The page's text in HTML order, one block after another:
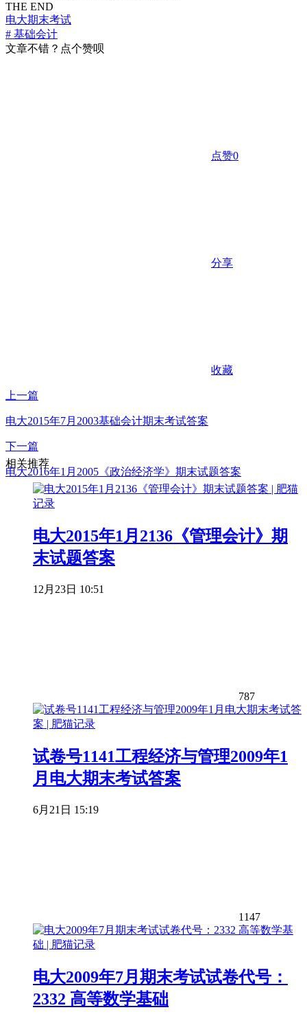
THE END
电大期末考试
# 基础会计
文章不错？点个赞呗
点赞0
分享
收藏
上一篇
电大2015年7月2003基础会计期末考试答案
下一篇
电大2016年1月2005《政治经济学》期末试题答案
相关推荐
电大2015年1月2136《管理会计》期
末试题答案
12月23日 10:51
787
试卷号1141工程经济与管理2009年1
月电大期末考试答案
6月21日 15:19
1147
电大2009年7月期末考试试卷代号：
2332 高等数学基础